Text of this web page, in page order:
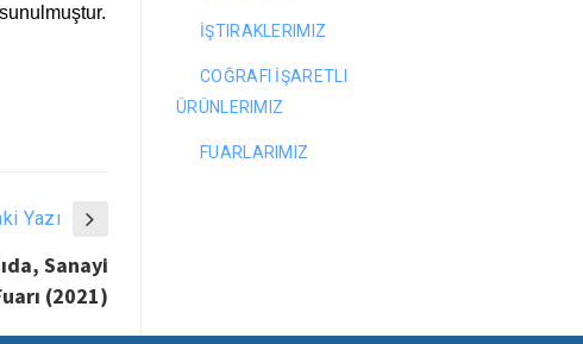
Yazı
Sanayi
(2021)
İŞTIRAKLERIMIZ
COĞRAFI İŞARETLI
ÜRÜNLERIMIZ
FUARLARIMIZ